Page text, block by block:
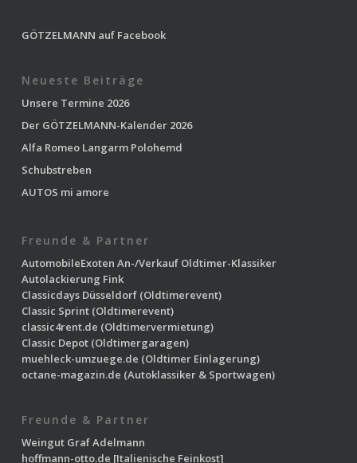
GÖTZELMANN auf Facebook
Neueste Beiträge
Unsere Termine 2026
Der GÖTZELMANN-Kalender 2026
Alfa Romeo Langarm Polohemd
Schubstreben
AUTOS mi amore
Freunde & Partner
AutomobileExoten An-/Verkauf Oldtimer-Klassiker
Autolackierung Fink
Classicdays Düsseldorf(Oldtimerevent)
Classic Sprint(Oldtimerevent)
classic4rent.de (Oldtimervermietung)
Classic Depot(Oldtimergaragen)
muehleck-umzuege.de (Oldtimer Einlagerung)
octane-magazin.de (Autoklassiker & Sportwagen)
Freunde & Partner
Weingut Graf Adelmann
hoffmann-otto.de [Italienische Feinkost]